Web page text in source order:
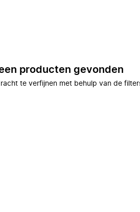
producten gevonden
te verfijnen met behulp van de